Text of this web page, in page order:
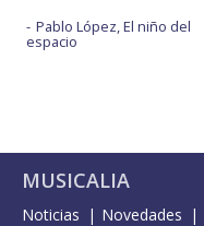
Pablo López, El niño del
espacio
MUSICALIA
Noticias Novedades